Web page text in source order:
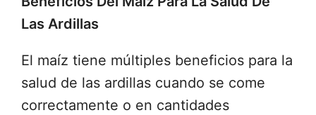
Las Ardillas
El maíz tiene múltiples beneficios para la
salud de las ardillas cuando se come
correctamente o en cantidades